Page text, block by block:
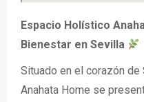
Espacio Holístico
Bienestar en Sevilla
Situado en el corazón
Anahata Home se